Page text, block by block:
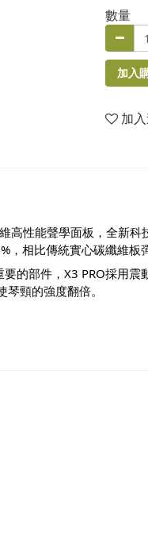
數量
加入
加
高性能聲學面板，全新
，相比傳統實心碳纖維板
的部件，X3 PRO採用
頸的強度翻倍。